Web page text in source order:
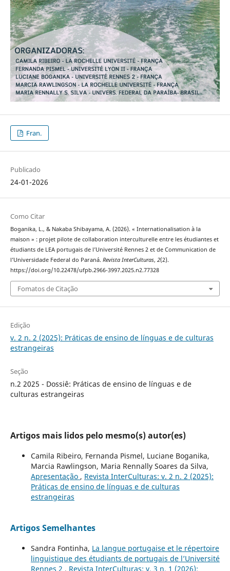
Fran.
Publicado
24-01-2026
Como Citar
Boganika, L., & Nakaba Shibayama, A. (2026). « Internationalisation à la
maison » : projet pilote de collaboration interculturelle entre les étudiantes et
étudiants de LEA portugais de l’Université Rennes 2 et de Communication de
l’Universidade Federal do Paraná. Revista InterCulturas, 2(2).
https://doi.org/10.22478/ufpb.2966-3997.2025.n2.77328
Fomatos de Citação
Edição
v. 2 n. 2 (2025): Práticas de ensino de línguas e de culturas
estrangeiras
Seção
n.2 2025 - Dossiê: Práticas de ensino de línguas e de
culturas estrangeiras
Artigos mais lidos pelo mesmo(s) autor(es)
Camila Ribeiro, Fernanda Pismel, Luciane Boganika,
Marcia Rawlingson, Maria Rennally Soares da Silva,
Apresentação , Revista InterCulturas: v. 2 n. 2 (2025):
Práticas de ensino de línguas e de culturas
estrangeiras
Artigos Semelhantes
Sandra Fontinha, La langue portugaise et le répertoire
linguistique des étudiants de portugais de l’Université
Rennes 2 , Revista InterCulturas: v. 3 n. 1 (2026):